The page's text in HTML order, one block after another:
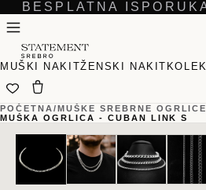
BESPLATNA
MUŠKI NAKITŽENSKI NAKIT
POČETNA /MUŠKE SREBRNE
MUŠKA OGRLICA - CUBAN LINK S